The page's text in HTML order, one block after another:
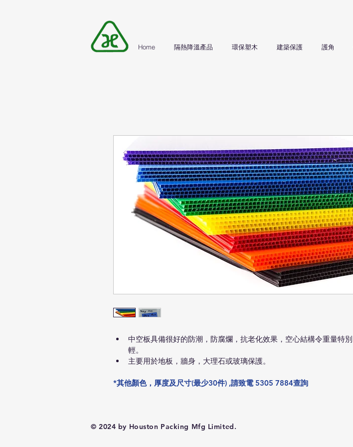
Home 隔熱降溫產品 環保塑木 建築保護 護角
中空板具備很好的防潮，防腐爛，抗老化效果，空心結構令重量特別
輕。
主要用於地板，牆身，大理石或玻璃保護。
*其他顏色，厚度及尺寸(最少30件) ,請致電 5305 7884查詢
© 2024 by Houston Packing Mfg Limited.